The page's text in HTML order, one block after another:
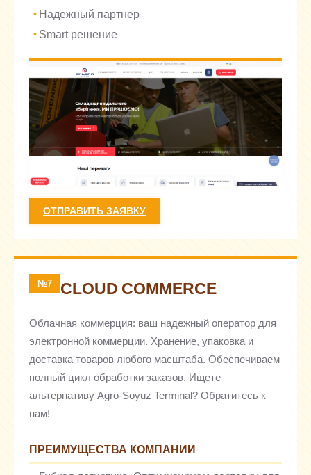
Надежный партнер
Smart решение
ОТПРАВИТЬ ЗАЯВКУ
№7 CLOUD COMMERCE
Облачная коммерция: ваш надежный оператор для
электронной коммерции. Хранение, упаковка и
доставка товаров любого масштаба. Обеспечиваем
полный цикл обработки заказов. Ищете
альтернативу Agro-Soyuz Terminal? Обратитесь к
нам!
ПРЕИМУЩЕСТВА КОМПАНИИ